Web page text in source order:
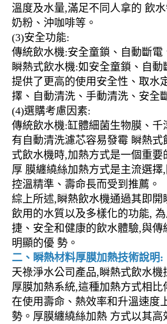
溫度及水量,滿足不同人拿的 飲
奶粉、沖咖啡等。
(3)安全功能:
傳統飲水機:安全童鎖、自動斷電
瞬熱式飲水機:如安全童鎖、自動
提供了更高的使用安全性、取水
擇、自動清洗、手動清洗、安全
(4)選購考慮因素:
傳統飲水機:缸體細菌生物膜、千
有自動清洗濾芯容易發霉 瞬熱
式飲水機時,加熱方式是一個重要
厚 膜纏繞絲加熱方式是主流選擇
控溫精準、壽命長而受到推薦。
綜上所述,瞬熱飲水機通過其即開
飲用的水質以及多樣化的功能,
捷、安全和健康的飲水體驗,與傳
明顯的優 勢。
二、瞬熱材料厚膜加熱技術說明:
天祿淨水公司產品,瞬熱式飲水機
厚膜加熱系統,這種加熱方式相
在使用壽命、熱效率和升溫速度
勢。厚膜纏繞絲加熱 方式以其高